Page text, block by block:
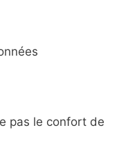
pas le confort de